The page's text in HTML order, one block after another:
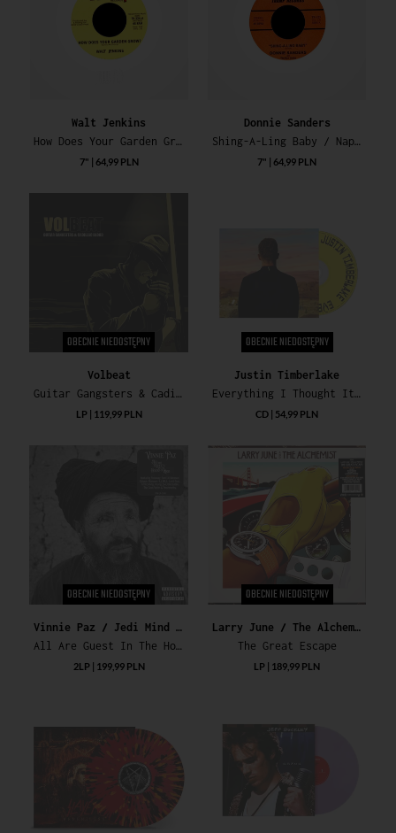
Walt Jenkins
How Does Your Garden Grow? / T.G.I.F.
7" | 64,99 PLN
Donnie Sanders
Shing-A-Ling Baby / Naptown U.S.A.
7" | 64,99 PLN
OBECNIE NIEDOSTĘPNY
Volbeat
Guitar Gangsters & Cadillac Blood (Green Vinyl)
LP | 119,99 PLN
OBECNIE NIEDOSTĘPNY
Justin Timberlake
Everything I Thought It Was
CD | 54,99 PLN
OBECNIE NIEDOSTĘPNY
Vinnie Paz / Jedi Mind Tricks
All Are Guest In The House Of God
2LP | 199,99 PLN
OBECNIE NIEDOSTĘPNY
Larry June / The Alchemist
The Great Escape
LP | 189,99 PLN